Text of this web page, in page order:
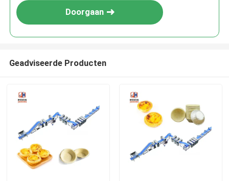
Doorgaan
Geadviseerde Producten